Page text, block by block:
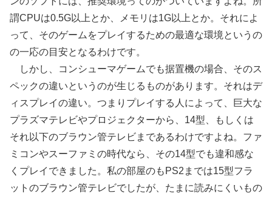
謂CPUは0.5G以上とか、メモリは1G以上とか。それによ
って、そのゲームをプレイするための最適な環境というの
の一応の目安となるわけです。
しかし、コンシューマゲームでも据置機の場合、そのス
ペックの違いというのが生じるものがあります。それはデ
ィスプレイの違い。つまりプレイする人によって、巨大な
プラズマテレビやプロジェクターから、14型、もしくは
それ以下のブラウン管テレビまであるわけですよね。ファ
ミコンやスーファミの時代なら、その14型でも違和感な
くプレイできました。私の部屋のもPS2までは15型フラ
ットのブラウン管テレビでしたが、たまに読みにくいもの